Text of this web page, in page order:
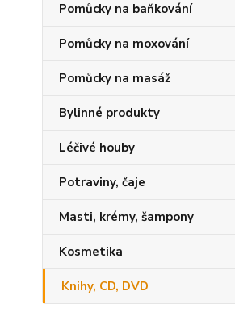
Pomůcky na baňkování
Pomůcky na moxování
Pomůcky na masáž
Bylinné produkty
Léčivé houby
Potraviny, čaje
Masti, krémy, šampony
Kosmetika
Knihy, CD, DVD